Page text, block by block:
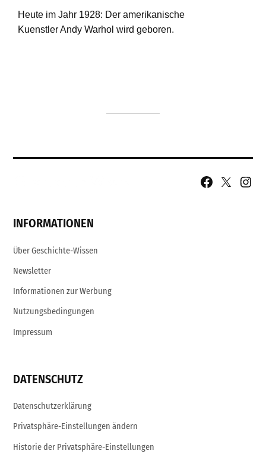
Facebook
X
INFORMATIONEN
Über Geschichte-Wissen
Newsletter
Informationen zur Werbung
Nutzungsbedingungen
Impressum
DATENSCHUTZ
Datenschutzerklärung
Privatsphäre-Einstellungen ändern
Historie der Privatsphäre-Einstellungen